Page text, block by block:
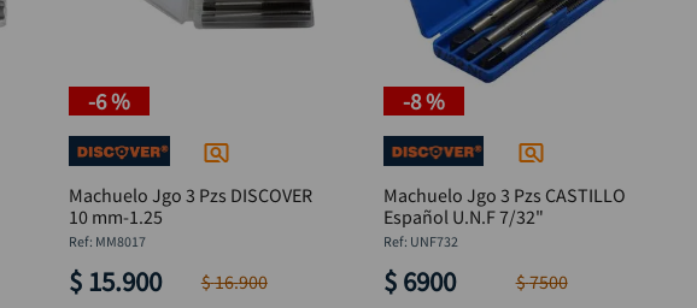
-6 %
Machuelo Jgo 3 Pzs DISCOVER
10 mm-1.25
: MM8017
$ 15.900 $16.900
-8 %
Machuelo Jgo 3 Pzs CASTILLO
Español U.N.F 7/32"
: UNF732
$ 6900 $7500